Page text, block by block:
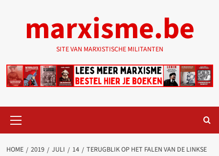
marxisme.be
SITE VAN MARXISTISCHE MILITANTEN
menu
HOME 2019 JULI 14
TERUGBLIK OP HET FALEN VAN DE LINKSE